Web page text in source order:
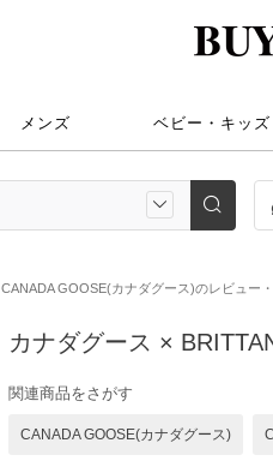
メンズ ベビー・キッズ
CANADA GOOSE(カナダグース)のレビュー
カナダグース ×
関連商品をさがす
CANADA GOOSE(カナダグース)